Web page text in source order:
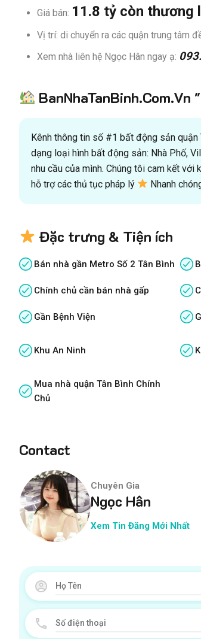
Giá bán: 11.8 tỷ còn thương
Vị trí: di chuyển ra các quận trung tâm
Xem nhà liên hệ Ngọc Hân ngay ạ:
Kênh thông tin số #1 bất động sản quận
dạng loại hình bất động sản: Nhà Phố,
nhu cầu của mình. Chúng tôi cam kết với
hỗ trợ các thủ tục pháp lý
Nhanh
Đặc trưng & Tiện ích
Bán nhà gần Metro Số 2 Tân Bình
Chính chủ cần bán nhà gấp
Gần Bệnh Viện
Khu An Ninh
Mua nhà quận Tân Bình Chính
Chủ
Contact
Chuyên Gia
Ngọc Hân
Xem Tin Đăng Mới Nhất